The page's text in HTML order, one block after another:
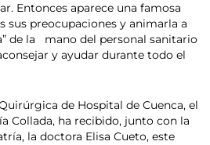
Entonces aparece una famosa
sus preocupaciones y animarla a
de la mano del personal sanitario
y ayudar durante todo el
de Hospital de Cuenca, el
Collada, ha recibido, junto con la
la doctora Elisa Cueto, este